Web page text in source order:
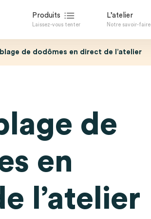
Produits
Laissez-vous tenter
L’atelier
Notre savoir-faire
de dodômes en direct de l’atelier
de
en
l’atelier